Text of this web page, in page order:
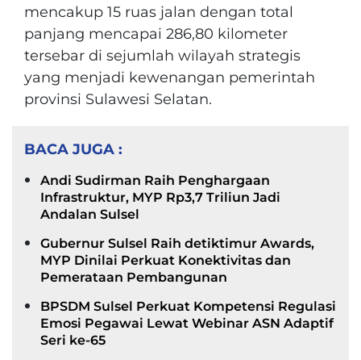
mencakup 15 ruas jalan dengan total
panjang mencapai 286,80 kilometer
tersebar di sejumlah wilayah strategis
yang menjadi kewenangan pemerintah
provinsi Sulawesi Selatan.
BACA JUGA :
Andi Sudirman Raih Penghargaan
Infrastruktur, MYP Rp3,7 Triliun Jadi
Andalan Sulsel
Gubernur Sulsel Raih detiktimur Awards,
MYP Dinilai Perkuat Konektivitas dan
Pemerataan Pembangunan
BPSDM Sulsel Perkuat Kompetensi Regulasi
Emosi Pegawai Lewat Webinar ASN Adaptif
Seri ke-65